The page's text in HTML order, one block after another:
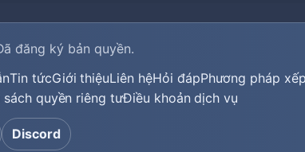
đăng ký bản quyền.
Tin tứcGiới thiệuLiên hệHỏi đápPhương pháp
sách quyền riêng tưĐiều khoản dịch vụ
Discord